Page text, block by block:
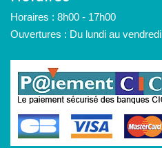
Horaires : 8h00 - 17h00
Ouvertures : Du lundi au vendredi